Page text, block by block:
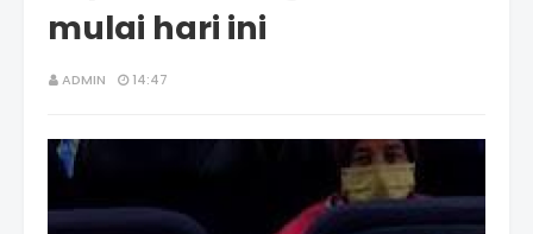
mulai hari ini
ADMIN 14:47